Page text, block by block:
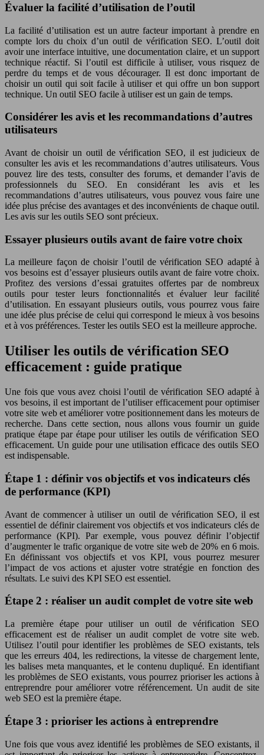
Évaluer la facilité d’utilisation de l’outil
La facilité d’utilisation est un autre facteur important à prendre en
compte lors du choix d’un outil de vérification SEO. L’outil doit
avoir une interface intuitive, une documentation claire, et un support
technique réactif. Si l’outil est difficile à utiliser, vous risquez de
perdre du temps et de vous décourager. Il est donc important de
choisir un outil qui soit facile à utiliser et qui offre un bon support
technique. Un outil SEO facile à utiliser est un gain de temps.
Considérer les avis et les recommandations d’autres
utilisateurs
Avant de choisir un outil de vérification SEO, il est judicieux de
consulter les avis et les recommandations d’autres utilisateurs. Vous
pouvez lire des tests, consulter des forums, et demander l’avis de
professionnels du SEO. En considérant les avis et les
recommandations d’autres utilisateurs, vous pouvez vous faire une
idée plus précise des avantages et des inconvénients de chaque outil.
Les avis sur les outils SEO sont précieux.
Essayer plusieurs outils avant de faire votre choix
La meilleure façon de choisir l’outil de vérification SEO adapté à
vos besoins est d’essayer plusieurs outils avant de faire votre choix.
Profitez des versions d’essai gratuites offertes par de nombreux
outils pour tester leurs fonctionnalités et évaluer leur facilité
d’utilisation. En essayant plusieurs outils, vous pourrez vous faire
une idée plus précise de celui qui correspond le mieux à vos besoins
et à vos préférences. Tester les outils SEO est la meilleure approche.
Utiliser les outils de vérification SEO
efficacement : guide pratique
Une fois que vous avez choisi l’outil de vérification SEO adapté à
vos besoins, il est important de l’utiliser efficacement pour optimiser
votre site web et améliorer votre positionnement dans les moteurs de
recherche. Dans cette section, nous allons vous fournir un guide
pratique étape par étape pour utiliser les outils de vérification SEO
efficacement. Un guide pour une utilisation efficace des outils SEO
est indispensable.
Étape 1 : définir vos objectifs et vos indicateurs clés
de performance (KPI)
Avant de commencer à utiliser un outil de vérification SEO, il est
essentiel de définir clairement vos objectifs et vos indicateurs clés de
performance (KPI). Par exemple, vous pouvez définir l’objectif
d’augmenter le trafic organique de votre site web de 20% en 6 mois.
En définissant vos objectifs et vos KPI, vous pourrez mesurer
l’impact de vos actions et ajuster votre stratégie en fonction des
résultats. Le suivi des KPI SEO est essentiel.
Étape 2 : réaliser un audit complet de votre site web
La première étape pour utiliser un outil de vérification SEO
efficacement est de réaliser un audit complet de votre site web.
Utilisez l’outil pour identifier les problèmes de SEO existants, tels
que les erreurs 404, les redirections, la vitesse de chargement lente,
les balises meta manquantes, et le contenu dupliqué. En identifiant
les problèmes de SEO existants, vous pourrez prioriser les actions à
entreprendre pour améliorer votre référencement. Un audit de site
web SEO est la première étape.
Étape 3 : prioriser les actions à entreprendre
Une fois que vous avez identifié les problèmes de SEO existants, il